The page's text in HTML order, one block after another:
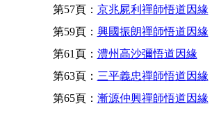
第57頁： 京兆屍利禪師悟道因緣
第59頁： 興國振朗禪師悟道因緣
第61頁： 澧州高沙彌悟道因緣
第63頁： 三平義忠禪師悟道因緣
第65頁： 漸源仲興禪師悟道因緣